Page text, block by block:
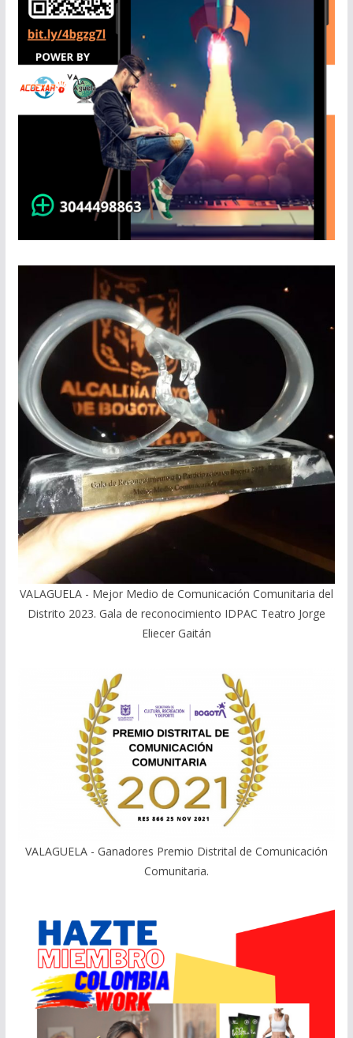
VALAGUELA - Mejor Medio de Comunicación Comunitaria del
Distrito 2023. Gala de reconocimiento IDPAC Teatro Jorge
Eliecer Gaitán
VALAGUELA - Ganadores Premio Distrital de Comunicación
Comunitaria.